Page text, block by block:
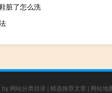
脏了怎么洗
by 网站分类目录 | 精选推荐文章 | 网站地